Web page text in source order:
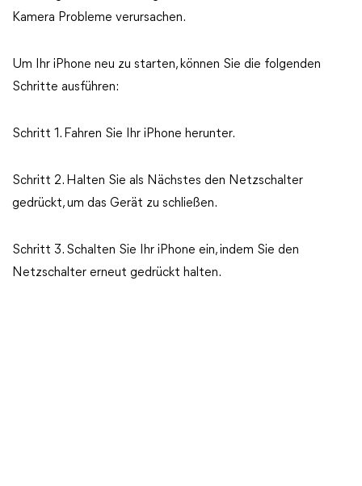
Kamera Probleme verursachen.
Um Ihr iPhone neu zu starten, können Sie die folgenden
Schritte ausführen:
Schritt 1. Fahren Sie Ihr iPhone herunter.
Schritt 2. Halten Sie als Nächstes den Netzschalter
gedrückt, um das Gerät zu schließen.
Schritt 3. Schalten Sie Ihr iPhone ein, indem Sie den
Netzschalter erneut gedrückt halten.